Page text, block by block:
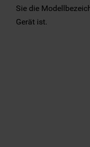
Sie die
Gerät ist.